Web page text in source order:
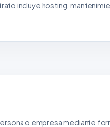
incluye hosting,
o empresa mediante